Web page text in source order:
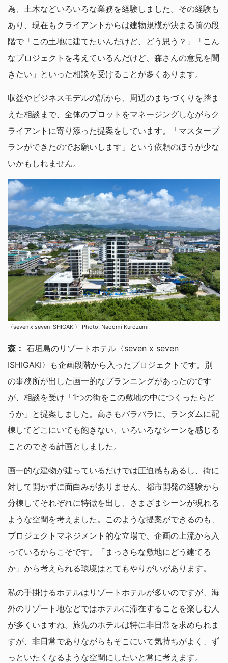
為、土木などいろいろな業務を経験しました。その経験も
あり、現在もクライアントからは建物規模が決まる前の段
階で「この土地に建てたいんだけど、どう思う？」「こん
なプロジェクトを考えているんだけど、森さんの意見を聞
きたい」といった相談を受けることが多くあります。
収益やビジネスモデルの話から、周辺のまちづくりを踏ま
えた相談まで、全体のプロットをマネージングしながらク
ライアントに寄り添った提案をしています。「マスタープ
ランができたのでお願いします」という依頼のほうが少な
いかもしれません。
〈seven x seven ISHIGAKI〉 Photo: Naoomi Kurozumi
森： 石垣島のリゾートホテル〈seven x seven
ISHIGAKI〉も企画段階から入ったプロジェクトです。別
の事務所が出した画一的なプランニングがあったのです
が、相談を受け「1つの街をこの敷地の中につくったらど
うか」と提案しました。高さもバラバラに、ランダムに配
棟してどこにいても飽きない、いろいろなシーンを感じる
ことのできる計画としました。
画一的な建物が建っているだけでは圧迫感もあるし、街に
対して開かずに面白みがありません。都市開発の経験から
分棟してそれぞれに特徴を出し、さまざまシーンが現れる
ような空間を考えました。このような提案ができるのも、
プロジェクトマネジメント的な立場で、企画の上流から入
っているからこそです。「まっさらな敷地にどう建てる
か」から考えられる環境はとてもやりがいがあります。
私の手掛けるホテルはリゾートホテルが多いのですが、海
外のリゾート地などではホテルに滞在することを楽しむ人
が多くいますね。旅先のホテルは特に非日常を求められま
すが、非日常でありながらもそこにいて気持ちがよく、ず
っといたくなるような空間にしたいと常に考えます。